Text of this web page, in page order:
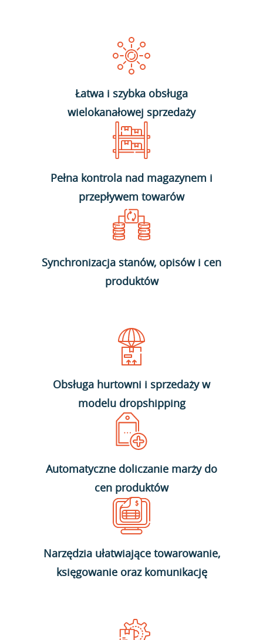
Łatwa i szybka obsługa
wielokanałowej sprzedaży
Pełna kontrola nad magazynem i
przepływem towarów
Synchronizacja stanów, opisów i cen
produktów
Obsługa hurtowni i sprzedaży w
modelu dropshipping
Automatyczne doliczanie marży do
cen produktów
Narzędzia ułatwiające towarowanie,
księgowanie oraz komunikację